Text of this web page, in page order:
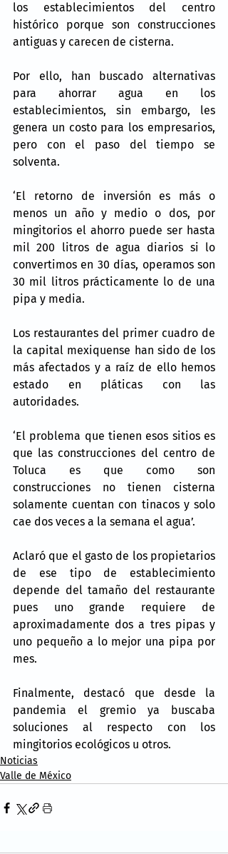
los establecimientos del centro
histórico porque son construcciones
antiguas y carecen de cisterna.
Por ello, han buscado alternativas
para ahorrar agua en los
establecimientos, sin embargo, les
genera un costo para los empresarios,
pero con el paso del tiempo se
solventa.
‘El retorno de inversión es más o
menos un año y medio o dos, por
mingitorios el ahorro puede ser hasta
mil 200 litros de agua diarios si lo
convertimos en 30 días, operamos son
30 mil litros prácticamente lo de una
pipa y media.
Los restaurantes del primer cuadro de
la capital mexiquense han sido de los
más afectados y a raíz de ello hemos
estado en pláticas con las
autoridades.
‘El problema que tienen esos sitios es
que las construcciones del centro de
Toluca es que como son
construcciones no tienen cisterna
solamente cuentan con tinacos y solo
cae dos veces a la semana el agua’.
Aclaró que el gasto de los propietarios
de ese tipo de establecimiento
depende del tamaño del restaurante
pues uno grande requiere de
aproximadamente dos a tres pipas y
uno pequeño a lo mejor una pipa por
mes.
Finalmente, destacó que desde la
pandemia el gremio ya buscaba
soluciones al respecto con los
mingitorios ecológicos u otros.
Noticias
Valle de México